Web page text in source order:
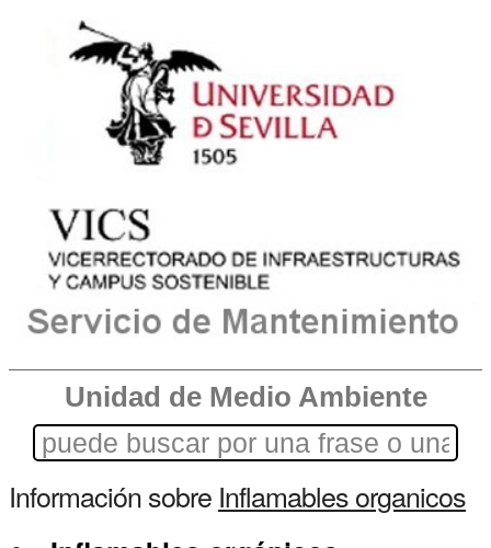
Unidad de Medio Ambiente
Información sobre Inflamables organicos